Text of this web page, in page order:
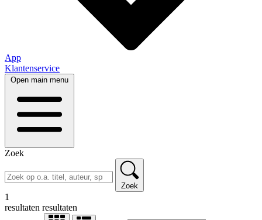
App
Klantenservice
Open main menu
Zoek
Zoek
1
resultaten resultaten